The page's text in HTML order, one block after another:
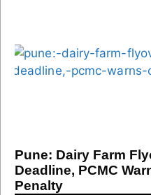
Pune: Dairy Farm
Deadline, PCMC
Penalty